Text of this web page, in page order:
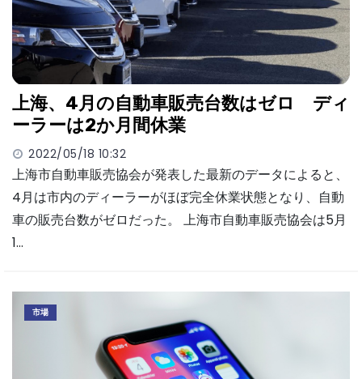
上海、4月の自動車販売台数はゼロ ディ
ーラーは2か月間休業
2022/05/18 10:32
上海市自動車販売協会が発表した最新のデータによると、
4月は市内のディーラーがほぼ完全休業状態となり、自動
車の販売台数がゼロだった。 上海市自動車販売協会は5月
1…
市場